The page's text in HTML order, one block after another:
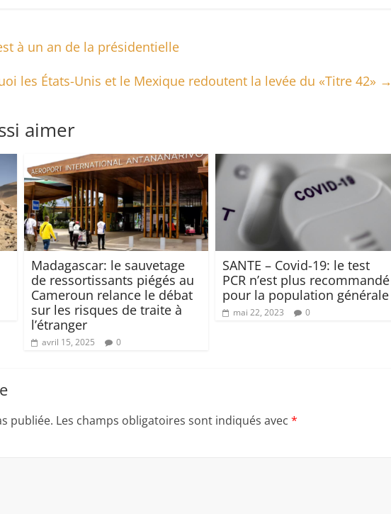
à un an de la présidentielle
les États-Unis et le Mexique redoutent la levée du «Titre 42» →
aimer
Madagascar: le sauvetage
de ressortissants piégés au
Cameroun relance le débat
sur les risques de traite à
l’étranger
avril 15, 2025 0
SANTE – Covid-19: le test
PCR n’est plus recommandé
pour la population générale
mai 22, 2023 0
publiée. Les champs obligatoires sont indiqués avec *